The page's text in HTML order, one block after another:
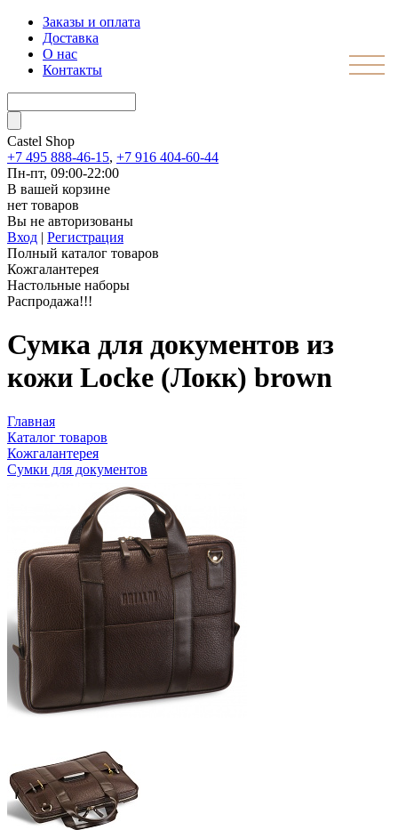
Заказы и оплата
Доставка
О нас
Контакты
Castel Shop
+7 495 888-46-15, +7 916 404-60-44
Пн-пт, 09:00-22:00
В вашей корзине
нет товаров
Вы не авторизованы
Вход | Регистрация
Полный каталог товаров
Кожгалантерея
Настольные наборы
Распродажа!!!
Сумка для документов из
кожи Locke (Локк) brown
Главная
Каталог товаров
Кожгалантерея
Сумки для документов